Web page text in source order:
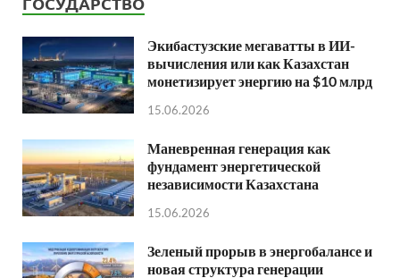
Экибастузские мегаватты в ИИ-
вычисления или как Казахстан
монетизирует энергию на $10 млрд
15.06.2026
Маневренная генерация как
фундамент энергетической
независимости Казахстана
15.06.2026
Зеленый прорыв в энергобалансе и
новая структура генерации